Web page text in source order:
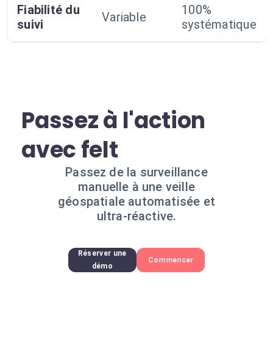
Fiabilité du
suivi
Variable
100%
systématique
Passez à l'action
avec felt
Passez de la surveillance
manuelle à une veille
géospatiale automatisée et
ultra-réactive.
Réserver une
démo
Commencer